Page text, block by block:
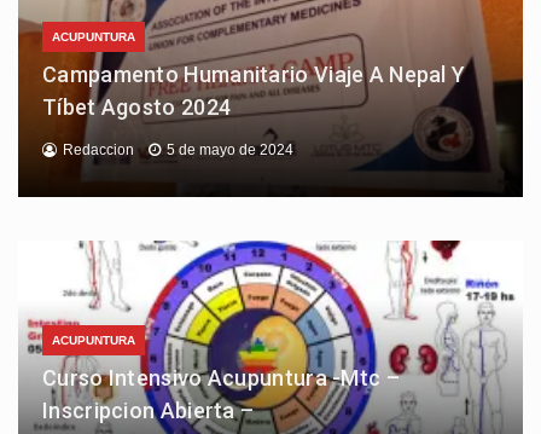
ACUPUNTURA
Campamento Humanitario Viaje A Nepal Y
Tíbet Agosto 2024
Redaccion 5 de mayo de 2024
ACUPUNTURA
Curso Intensivo Acupuntura -Mtc –
Inscripcion Abierta –